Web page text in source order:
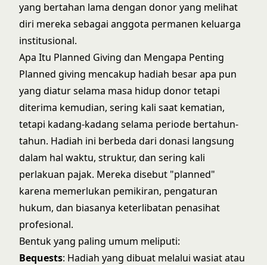
yang bertahan lama dengan donor yang melihat
diri mereka sebagai anggota permanen keluarga
institusional.
Apa Itu Planned Giving dan Mengapa Penting
Planned giving mencakup hadiah besar apa pun
yang diatur selama masa hidup donor tetapi
diterima kemudian, sering kali saat kematian,
tetapi kadang-kadang selama periode bertahun-
tahun. Hadiah ini berbeda dari donasi langsung
dalam hal waktu, struktur, dan sering kali
perlakuan pajak. Mereka disebut "planned"
karena memerlukan pemikiran, pengaturan
hukum, dan biasanya keterlibatan penasihat
profesional.
Bentuk yang paling umum meliputi:
Bequests: Hadiah yang dibuat melalui wasiat atau